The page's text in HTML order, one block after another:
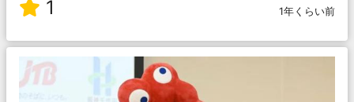
1 1年くらい前